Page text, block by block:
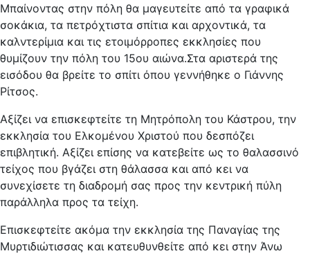
Μπαίνοντας στην πόλη θα μαγευτείτε από τα γραφικά
σοκάκια, τα πετρόχτιστα σπίτια και αρχοντικά, τα
καλντερίμια και τις ετοιμόρροπες εκκλησίες που
θυμίζουν την πόλη του 15ου αιώνα.Στα αριστερά της
εισόδου θα βρείτε το σπίτι όπου γεννήθηκε ο Γιάννης
Ρίτσος.
Αξίζει να επισκεφτείτε τη Μητρόπολη του Κάστρου, την
εκκλησία του Ελκομένου Χριστού που δεσπόζει
επιβλητική. Αξίζει επίσης να κατεβείτε ως το θαλασσινό
τείχος που βγάζει στη θάλασσα και από κει να
συνεχίσετε τη διαδρομή σας προς την κεντρική πύλη
παράλληλα προς τα τείχη.
Επισκεφτείτε ακόμα την εκκλησία της Παναγίας της
Μυρτιδιώτισσας και κατευθυνθείτε από κει στην Άνω